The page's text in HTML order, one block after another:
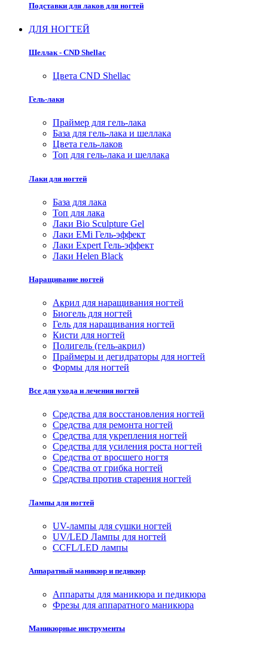
Подставки для лаков для ногтей
ДЛЯ НОГТЕЙ
Шеллак - CND Shellac
Цвета CND Shellac
Гель-лаки
Праймер для гель-лака
База для гель-лака и шеллака
Цвета гель-лаков
Топ для гель-лака и шеллака
Лаки для ногтей
База для лака
Топ для лака
Лаки Bio Sculpture Gel
Лаки EMi Гель-эффект
Лаки Expert Гель-эффект
Лаки Helen Black
Наращивание ногтей
Акрил для наращивания ногтей
Биогель для ногтей
Гель для наращивания ногтей
Кисти для ногтей
Полигель (гель-акрил)
Праймеры и дегидраторы для ногтей
Формы для ногтей
Все для ухода и лечения ногтей
Средства для восстановления ногтей
Средства для ремонта ногтей
Средства для укрепления ногтей
Средства для усиления роста ногтей
Средства от вросшего ногтя
Средства от грибка ногтей
Средства против старения ногтей
Лампы для ногтей
UV-лампы для сушки ногтей
UV/LED Лампы для ногтей
CCFL/LED лампы
Аппаратный маникюр и педикюр
Аппараты для маникюра и педикюра
Фрезы для аппаратного маникюра
Маникюрные инструменты